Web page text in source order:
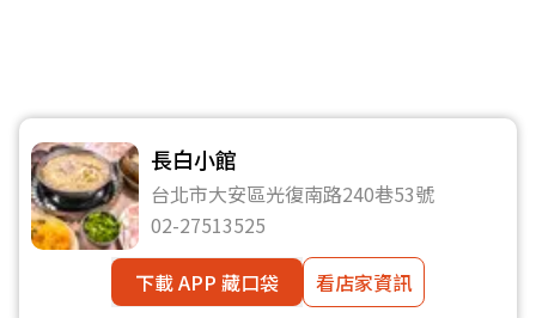
長白小館
台北市大安區光復南路240巷53號
02-27513525
下載 APP 藏口袋
看店家資訊